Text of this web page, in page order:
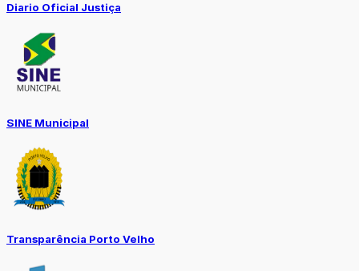
Diario Oficial Justiça
SINE Municipal
Transparência Porto Velho